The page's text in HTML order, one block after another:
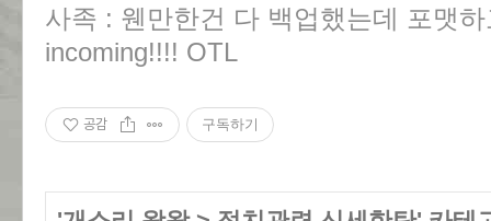
사족 : 웬만한건 다 백업했는데 포맷
incoming!!!! OTL
공감 구독하기